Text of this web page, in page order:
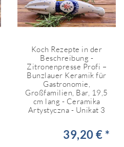
Koch Rezepte in der
Beschreibung -
Zitronenpresse Profi –
Bunzlauer Keramik für
Gastronomie,
Großfamilien, Bar, 19,5
cm lang - Ceramika
Artystyczna - Unikat 3
39,20 € *